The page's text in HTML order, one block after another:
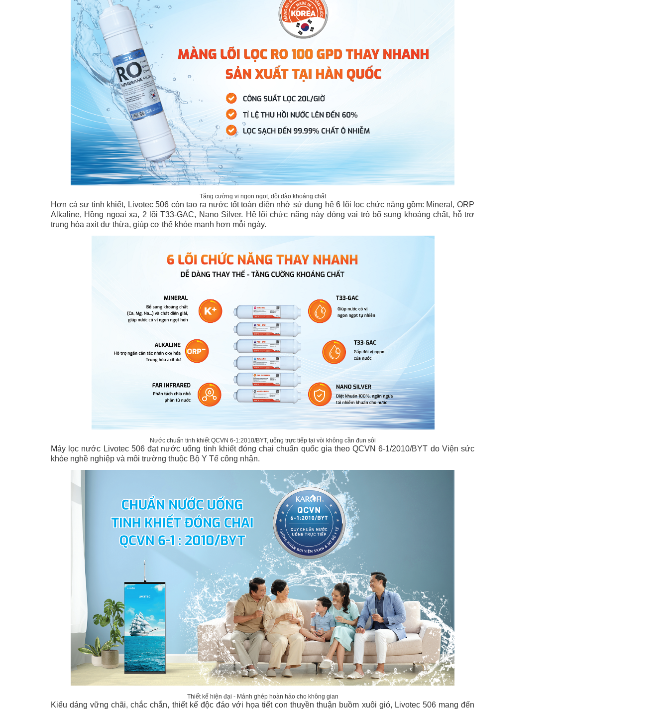
Tăng cường vị ngon ngọt, dồi dào khoáng chất
Hơn cả sự tinh khiết, Livotec 506 còn tạo ra nước tốt toàn diện nhờ sử dụng hệ 6 lõi lọc chức năng gồm: Mineral, ORP
Alkaline, Hồng ngoại xa, 2 lõi T33-GAC, Nano Silver. Hệ lõi chức năng này đóng vai trò bổ sung khoáng chất, hỗ trợ
trung hòa axit dư thừa, giúp cơ thể khỏe mạnh hơn mỗi ngày.
Nước chuẩn tinh khiết QCVN 6-1:2010/BYT, uống trực tiếp tại vòi không cần đun sôi
Máy lọc nước Livotec 506 đạt nước uống tinh khiết đóng chai chuẩn quốc gia theo QCVN 6-1/2010/BYT do Viện sức
khỏe nghề nghiệp và môi trường thuộc Bộ Y Tế công nhận.
Thiết kế hiện đại - Mảnh ghép hoàn hảo cho không gian
Kiểu dáng vững chãi, chắc chắn, thiết kế độc đáo với họa tiết con thuyền thuận buồm xuôi gió, Livotec 506 mang đến